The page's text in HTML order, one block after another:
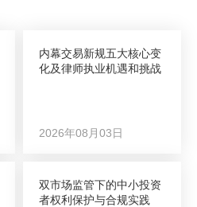
内幕交易新规五大核心变
化及律师执业机遇和挑战
2026年08月03日
双市场监管下的中小投资
者权利保护与合规实践